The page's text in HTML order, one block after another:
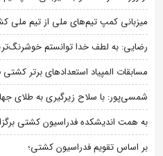
میزبانی کمپ تیم‌های ملی از تیم ملی
رضایی: به لطف خدا توانستم
مسابقات المپیاد استعدادهای برتر
شمسی‌پور: با سلاح زیرگیری به طلای
به همت اندیشکده فدراسیون کشتی
بر اساس تقویم فدراسیون کشتی؛